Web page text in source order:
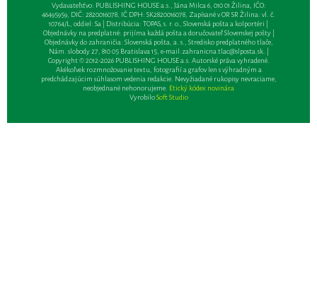
Vydavateľsťvo: PUBLISHING HOUSE a.s., Jána Milca 6, 010 01 Žilina, IČO:
46495959, DIČ: 2820016078, IČ DPH: SK2820016078, Zapísané v OR SR Žilina: vl. č.
10764/L, oddiel: Sa | Distribúcia: TOPAS, s. r. o., Slovenská pošta a kolportéri |
Objednávky na predplatné: prijíma každá pošta a doručovateľ Slovenskej pošty |
Objednávky do zahraničia: Slovenská pošta, a. s., Stredisko predplatného tlače,
Nám. slobody 27, 810 05 Bratislava 15, e-mail:zahranicna.tlac@slposta.sk. |
Copyright © 2012-2026 PUBLISHING HOUSE a.s. Autorské práva vyhradené.
Akékoľvek rozmnožovanie textu, fotografií a grafov len s výhradným a
predchádzajúcim súhlasom vedenia redakcie. Nevyžiadané rukopisy nevraciame,
neobjednané nehonorujeme. Etický kódex novinára
VyrobiloSoft Studio